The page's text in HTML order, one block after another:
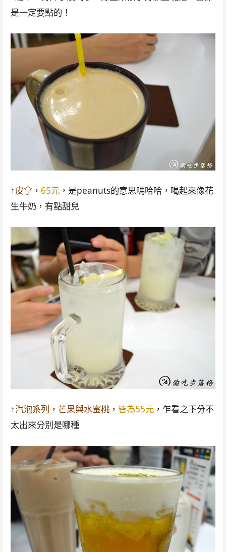
是一定要點的！
↑皮拿， 65元，是peanuts的意思嗎哈哈，喝起來像花
生牛奶，有點甜兒
↑汽泡系列 ， 芒果與水蜜桃， 皆為55元，乍看之下分不
太出來分別是哪種